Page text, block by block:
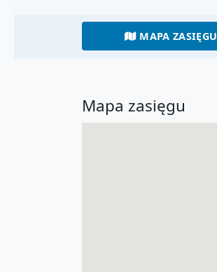
MAPA ZASIĘGU
Mapa zasięgu